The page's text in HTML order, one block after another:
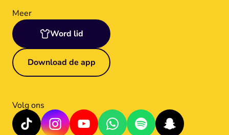
Meer
Word lid
Download de app
Volg ons